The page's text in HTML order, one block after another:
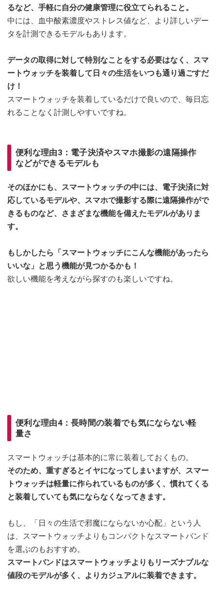
るなど、手軽に自分の健康管理に役立てられること。
中には、血中酸素濃度やストレス値など、より詳しいデー
タを計測できるモデルもあります。
データの取得に対して特別なことをする必要はなく、スマ
ートウォッチを装着して日々の生活をいつも通り過ごすだ
け！
スマートウォッチを装着しているだけで良いので、毎日忘
れることなく計測しやすいですね。
便利な理由3：電子決済やスマホ撮影の遠隔操作
などができるモデルも
そのほかにも、スマートウォッチの中には、電子決済に対
応しているモデルや、スマホで撮影する際に遠隔操作がで
きるものなど、さまざまな機能を備えたモデルがありま
す。
もしかしたら「スマートウォッチにこんな機能があったら
いいな」と思う機能が見つかるかも！
欲しい機能を考えながら探すのも楽しいですね。
便利な理由4：長時間の装着でも気にならない軽
量さ
スマートウォッチは基本的に常に装着しておくもの。
そのため、重すぎるとイヤになってしまいますが、スマー
トウォッチは軽量に作られているものが多く、慣れてくる
と装着していても気にならなくなってきます。
もし、「日々の生活で邪魔にならないか心配」という人
は、スマートウォッチよりもコンパクトなスマートバンド
を選ぶのもおすすめ。
スマートバンドはスマートウォッチよりもリーズナブルな
値段のモデルが多く、よりカジュアルに装着できます。